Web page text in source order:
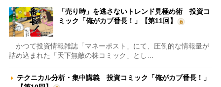
「売り時」を逃さないトレンド見極め術 投資コ
ミック「俺がカブ番長！」【第11回】
かつて投資情報雑誌「マネーポスト」にて、圧倒的な情報量が
詰め込まれた「天下無敵の株コミック」とし…
テクニカル分析・集中講義 投資コミック「俺がカブ番長！」